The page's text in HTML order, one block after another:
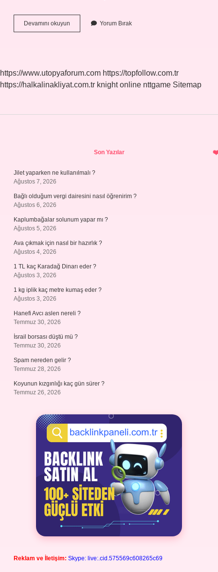
Devamını okuyun
Koyun
Yorum Bırak
https://www.utopyaforum.com https://topfollow.com.tr
https://halkalinakliyat.com.tr knight online nttgame Sitemap
Son Yazılar
Jilet yaparken ne kullanılmalı ?
Ağustos 7, 2026
Bağlı olduğum vergi dairesini nasıl öğrenirim ?
Ağustos 6, 2026
Kaplumbağalar solunum yapar mı ?
Ağustos 5, 2026
Ava çıkmak için nasıl bir hazırlık ?
Ağustos 4, 2026
1 TL kaç Karadağ Dinarı eder ?
Ağustos 3, 2026
1 kg iplik kaç metre kumaş eder ?
Ağustos 3, 2026
Hanefi Avcı aslen nereli ?
Temmuz 30, 2026
İsrail borsası düştü mü ?
Temmuz 30, 2026
Spam nereden gelir ?
Temmuz 28, 2026
Koyunun kızgınlığı kaç gün sürer ?
Temmuz 26, 2026
Reklam ve İletişim: Skype: live:.cid.575569c608265c69